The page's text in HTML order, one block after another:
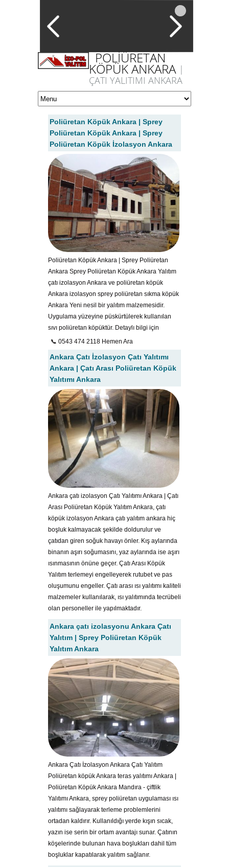
POLİÜRETAN
KÖPÜK ANKARA |
ÇATI YALITIMI ANKARA
Poliüretan Köpük Ankara | Sprey
Poliüretan Köpük Ankara | Sprey
Poliüretan Köpük İzolasyon Ankara
Poliüretan Köpük Ankara | Sprey Poliüretan
Ankara Sprey Poliüretan Köpük Ankara Yalıtım
çatı izolasyon Ankara ve poliüretan köpük
Ankara izolasyon sprey poliüretan sıkma köpük
Ankara Yeni nesil bir yalıtım malzemesidir.
Uygulama yüzeyine püskürtülerek kullanılan
sıvı poliüretan köpüktür. Detaylı bilgi için
📞 0543 474 2118 Hemen Ara
Ankara Çatı İzolasyon Çatı Yalıtımı
Ankara | Çatı Arası Poliüretan Köpük
Yalıtımı Ankara
Ankara çatı izolasyon Çatı Yalıtımı Ankara | Çatı
Arası Poliüretan Köpük Yalıtım Ankara, çatı
köpük izolasyon Ankara çatı yalıtım ankara hiç
boşluk kalmayacak şekilde doldurulur ve
çatıdan giren soğuk havayı önler. Kış aylarında
binanın aşırı soğumasını, yaz aylarında ise aşırı
ısınmasının önüne geçer. Çatı Arası Köpük
Yalıtım terlemeyi engelleyerek rutubet ve pas
oluşumunu engeller. Çatı arası ısı yalıtımı kaliteli
malzemeler kullanılarak, ısı yalıtımında tecrübeli
olan personeller ile yapılmaktadır.
Ankara çatı izolasyonu Ankara Çatı
Yalıtım | Sprey Poliüretan Köpük
Yalıtım Ankara
Ankara Çatı İzolasyon Ankara Çatı Yalıtım
Poliüretan köpük Ankara teras yalıtımı Ankara |
Poliüretan Köpük Ankara Mandıra - çiftlik
Yalıtımı Ankara, sprey poliüretan uygulaması ısı
yalıtımı sağlayarak terleme problemlerini
ortadan kaldırır. Kullanıldığı yerde kışın sıcak,
yazın ise serin bir ortam avantajı sunar. Çatının
köşelerinde bulunan hava boşlukları dahil tüm
boşluklar kapatılarak yalıtım sağlanır.